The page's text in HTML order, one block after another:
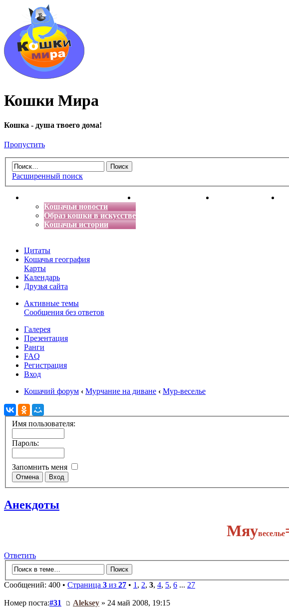
Кошки Мира
Кошка - душа твоего дома!
Пропустить
Расширенный поиск
Кошачьи новости
Образ кошки в искусстве
Кошачьи истории
Энциклопедия кошек Детская фантазия
Цитаты
Кошачья география
Карты
Календарь
Друзья сайта
Активные темы
Сообщения без ответов
Галерея
Презентация
Ранги
FAQ
Регистрация
Вход
Кошачий форум ‹ Мурчание на диване ‹ Мур-веселье
Имя пользователя:
Пароль:
Запомнить меня
Анекдоты
Мяувеселье
Ответить
Сообщений: 400 • Страница 3 из 27 • 1 , 2, 3, 4, 5, 6 ... 27
Номер поста:#31 Aleksey » 24 май 2008, 19:15